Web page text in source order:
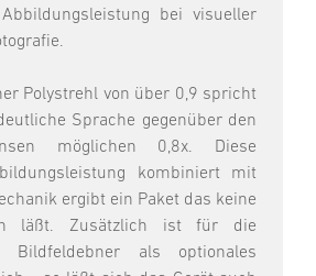
bei visueller
Polystrehl von über 0,9 spricht
Sprache gegenüber den
möglichen 0,8x. Diese
kombiniert mit
ergibt ein Paket das keine
läßt. Zusätzlich ist für die
Bildfeldebner als optionales